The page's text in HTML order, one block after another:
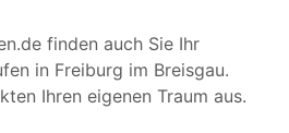
finden auch Sie Ihr
in Freiburg im Breisgau.
Ihren eigenen Traum aus.